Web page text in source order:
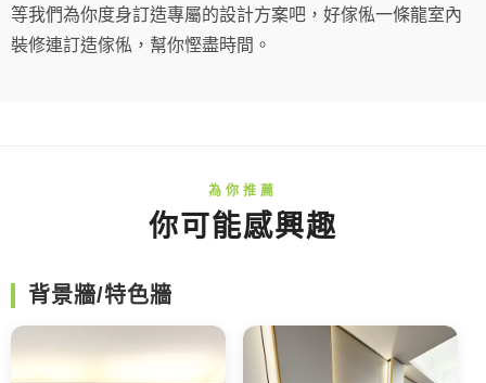
等我們為你度身訂造專屬的設計方案吧，好傢俬一條龍室內
裝修連訂造傢俬，幫你慳盡時間。
你可能感興趣
背景牆/特色牆